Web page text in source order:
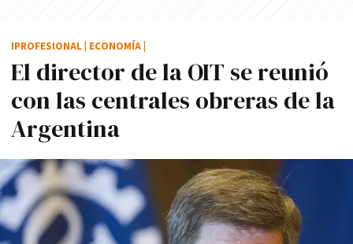
El director de la OIT se reunió
con las centrales obreras de la
Argentina
IPROFESIONAL ECONOMÍA